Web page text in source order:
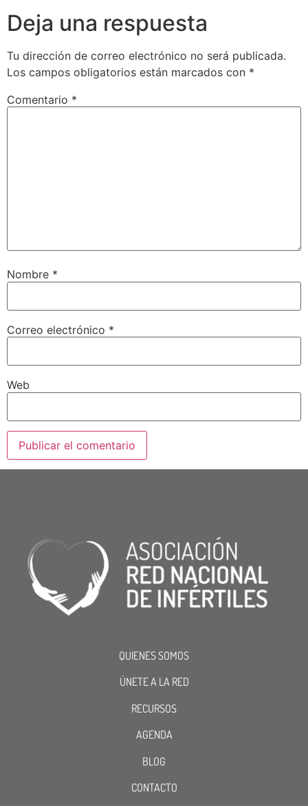
Deja una respuesta
Tu dirección de correo electrónico no será publicada.
Los campos obligatorios están marcados con *
Comentario *
Nombre *
Correo electrónico *
Web
QUIENES SOMOS
ÚNETE A LA RED
RECURSOS
AGENDA
BLOG
CONTACTO